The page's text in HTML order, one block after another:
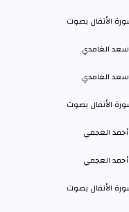
سعد الغامدي
أحمد العجمي